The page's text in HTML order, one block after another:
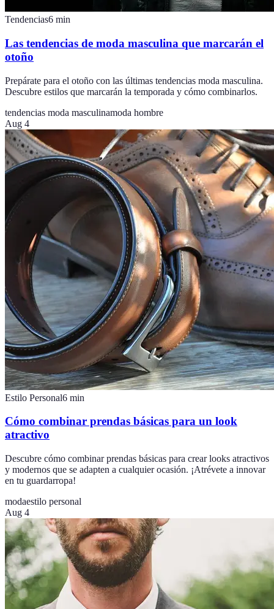
Tendencias6 min
Las tendencias de moda masculina que marcarán el
otoño
Prepárate para el otoño con las últimas tendencias moda masculina.
Descubre estilos que marcarán la temporada y cómo combinarlos.
tendencias moda masculinamoda hombre
Aug 4
Estilo Personal6 min
Cómo combinar prendas básicas para un look
atractivo
Descubre cómo combinar prendas básicas para crear looks atractivos
y modernos que se adapten a cualquier ocasión. ¡Atrévete a innovar
en tu guardarropa!
modaestilo personal
Aug 4